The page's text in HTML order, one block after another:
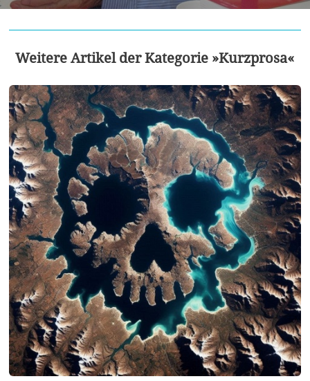
Weitere Artikel der Kategorie »Kurzprosa«